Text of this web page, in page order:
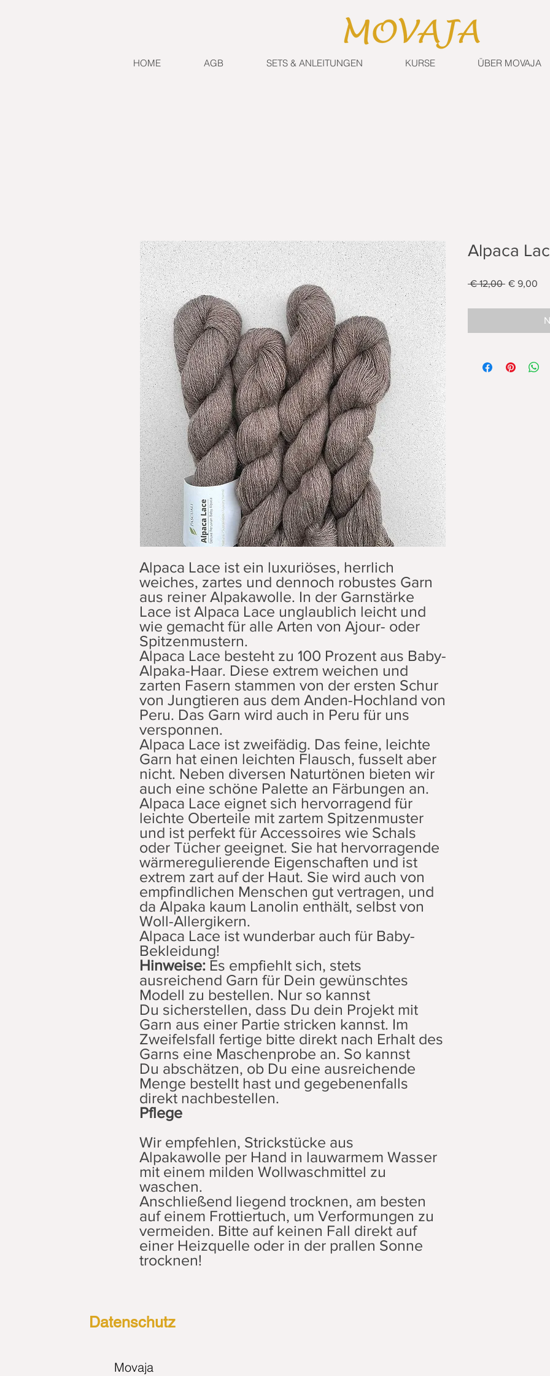
HOME AGB SETS & ANLEITUNGEN KURSE ÜBER MOVAJA
Alpaca Lace ist ein luxuriöses, herrlich
weiches, zartes und dennoch robustes Garn
aus reiner Alpakawolle. In der Garnstärke
Lace ist Alpaca Lace unglaublich leicht und
wie gemacht für alle Arten von Ajour- oder
Spitzenmustern.
Alpaca Lace besteht zu 100 Prozent aus Baby-
Alpaka-Haar. Diese extrem weichen und
zarten Fasern stammen von der ersten Schur
von Jungtieren aus dem Anden-Hochland von
Peru. Das Garn wird auch in Peru für uns
versponnen.
Alpaca Lace ist zweifädig. Das feine, leichte
Garn hat einen leichten Flausch, fusselt aber
nicht. Neben diversen Naturtönen bieten wir
auch eine schöne Palette an Färbungen an.
Alpaca Lace eignet sich hervorragend für
leichte Oberteile mit zartem Spitzenmuster
und ist perfekt für Accessoires wie Schals
oder Tücher geeignet. Sie hat hervorragende
wärmeregulierende Eigenschaften und ist
extrem zart auf der Haut. Sie wird auch von
empfindlichen Menschen gut vertragen, und
da Alpaka kaum Lanolin enthält, selbst von
Woll-Allergikern.
Alpaca Lace ist wunderbar auch für Baby-
Bekleidung!
Hinweise: Es empfiehlt sich, stets
ausreichend Garn für Dein gewünschtes
Modell zu bestellen. Nur so kannst
Du sicherstellen, dass Du dein Projekt mit
Garn aus einer Partie stricken kannst. Im
Zweifelsfall fertige bitte direkt nach Erhalt des
Garns eine Maschenprobe an. So kannst
Du abschätzen, ob Du eine ausreichende
Menge bestellt hast und gegebenenfalls
direkt nachbestellen.
Pflege
Wir empfehlen, Strickstücke aus
Alpakawolle per Hand in lauwarmem Wasser
mit einem milden Wollwaschmittel zu
waschen.
Anschließend liegend trocknen, am besten
auf einem Frottiertuch, um Verformungen zu
vermeiden. Bitte auf keinen Fall direkt auf
einer Heizquelle oder in der prallen Sonne
trocknen!
Alpaca
€ 12,00 € 9,00
Datenschutz
Movaja